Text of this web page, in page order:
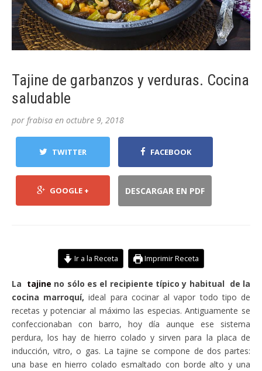
Tajine de garbanzos y verduras. Cocina
saludable
por frabisa en octubre 9, 2018
TWITTER FACEBOOK
GOOGLE + DESCARGAR EN PDF
Ir a la Receta Imprimir Receta
La tajine no sólo es el recipiente típico y habitual de la
cocina marroquí, ideal para cocinar al vapor todo tipo de
recetas y potenciar al máximo las especias. Antiguamente se
confeccionaban con barro, hoy día aunque ese sistema
perdura, los hay de hierro colado y sirven para la placa de
inducción, vitro, o gas. La tajine se compone de dos partes:
una base en hierro colado esmaltado con borde alto y una